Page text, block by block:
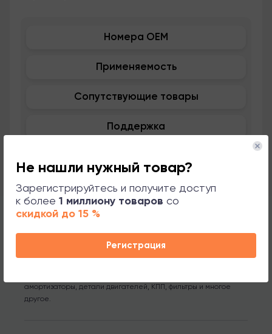
Не нашли нужный товар?
Зарегистрируйтесь и получите доступ
к более 1 миллиону товаров со
скидкой до 15 %
Регистрация
Номера OEM
Применяемость
Сопутствующие товары
Поддержка
*Компания ЛИДЕР ТРАК является оптовым поставщиком
Мы предлагаем широкий ассортимент оригинальных и
амортизаторы, детали двигателей, КПП, фильтры и многое
другое.